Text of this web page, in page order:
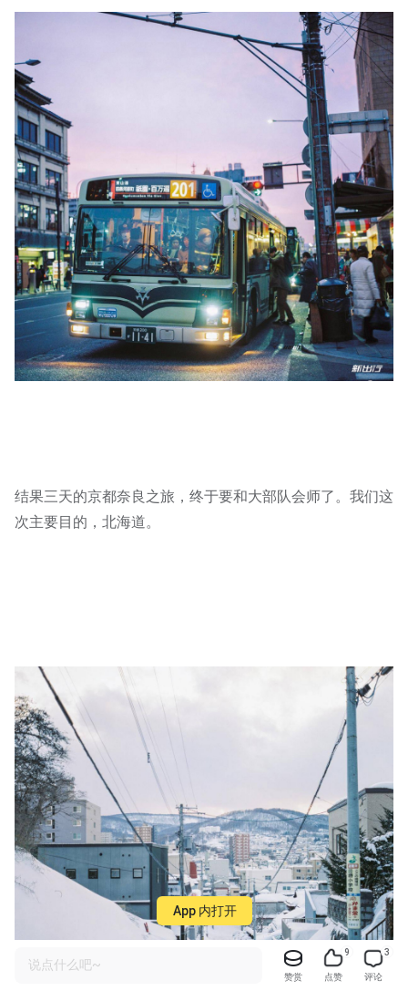
结果三天的京都奈良之旅，终于要和大部队会师了。我们这
次主要目的，北海道。
App 内打开
说点什么吧~
赞赏
9
点赞
3
评论